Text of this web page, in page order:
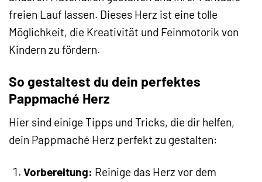
freien Lauf lassen. Dieses Herz ist eine tolle
Möglichkeit, die Kreativität und Feinmotorik von
Kindern zu fördern.
So gestaltest du dein perfektes
Pappmaché Herz
Hier sind einige Tipps und Tricks, die dir helfen,
dein Pappmaché Herz perfekt zu gestalten:
Vorbereitung: Reinige das Herz vor dem